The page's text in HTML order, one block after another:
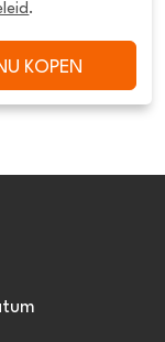
.
KOPEN